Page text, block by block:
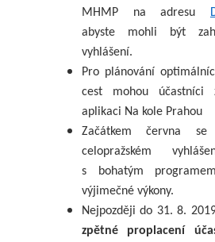
MHMP na adresu
abyste mohli být
vyhlášení.
Pro plánování
cest mohou účastníci
aplikaci Na kole Prahou
Začátkem června
celopražském
s bohatým
výjimečné výkony.
Nejpozději do 31. 8.
zpětné proplacení